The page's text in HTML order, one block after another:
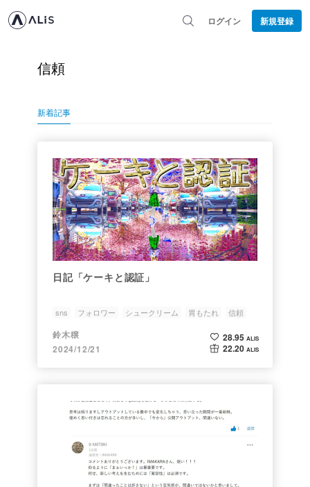
ログイン 新規登録
信頼
新着記事
日記「ケーキと認証」
sns フォロワー シュークリーム 胃もたれ 信頼
鈴木穣
2024/12/21
28.95 ALIS
22.20 ALIS